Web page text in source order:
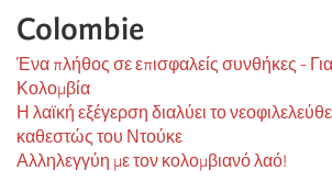
Colombie
Ένα πλήθος σε επισφαλείς συνθήκες - Για
Κολομβία
Η λαϊκή εξέγερση διαλύει το
καθεστώς του Ντούκε
Αλληλεγγύη με τον κολομβιανό λαό!